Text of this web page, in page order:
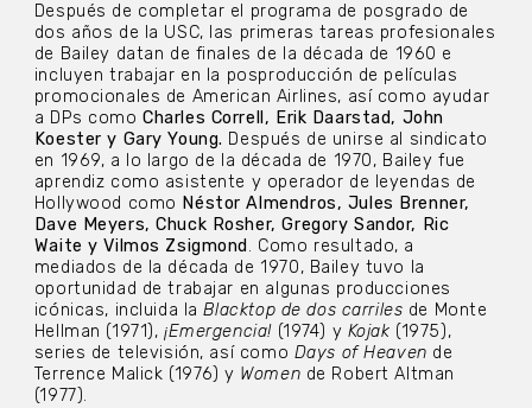
Después de completar el programa de posgrado de
dos años de la USC, las primeras tareas profesionales
de Bailey datan de finales de la década de 1960 e
incluyen trabajar en la posproducción de películas
promocionales de American Airlines, así como ayudar
a DPs comoCharles Correll, Erik Daarstad, John
Koester y Gary Young. Después de unirse al sindicato
en 1969, a lo largo de la década de 1970, Bailey fue
aprendiz como asistente y operador de leyendas de
Hollywood como Néstor Almendros, Jules Brenner,
Dave Meyers, Chuck Rosher, Gregory Sandor, Ric
Waite y Vilmos Zsigmond . Como resultado, a
mediados de la década de 1970, Bailey tuvo la
oportunidad de trabajar en algunas producciones
icónicas, incluida laBlacktop de dos carriles de Monte
Hellman (1971),¡Emergencia!(1974) y Kojak (1975),
series de televisión, así como Days of Heaven de
Terrence Malick (1976) y Women de Robert Altman
(1977).